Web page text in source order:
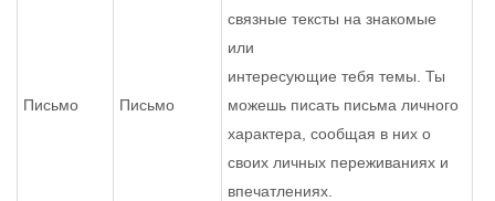
Письмо Письмо
связные тексты на знакомые
или
интересующие тебя темы. Ты
можешь писать письма личного
характера, сообщая в них о
своих личных переживаниях и
впечатлениях.